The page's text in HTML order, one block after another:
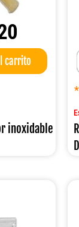
carrito
inoxidable